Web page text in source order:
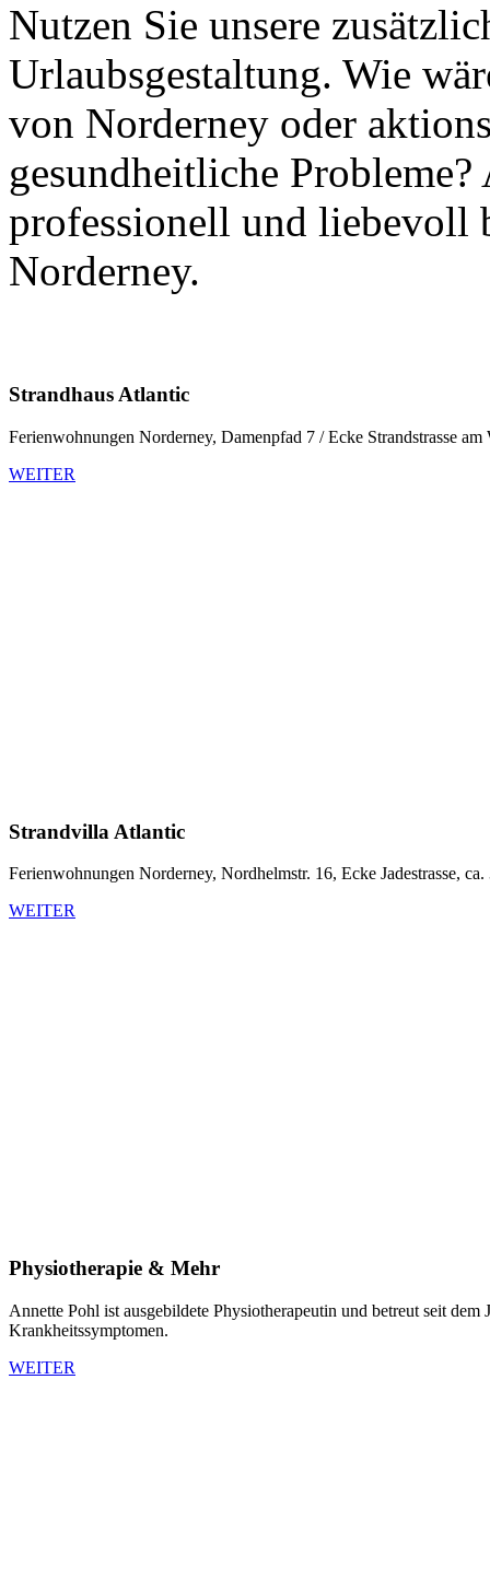
Nutzen Sie unsere
Urlaubsgestaltung. Wie
von Norderney oder
gesundheitliche
professionell und liebevoll
Norderney.
Strandhaus Atlantic
Ferienwohnungen Norderney, Damenpfad 7 / Ecke Strandstrasse
WEITER
Strandvilla Atlantic
Ferienwohnungen Norderney, Nordhelmstr. 16, Ecke Jadestrasse,
WEITER
Physiotherapie & Mehr
Annette Pohl ist ausgebildete Physiotherapeutin und betreut seit
Krankheitssymptomen.
WEITER